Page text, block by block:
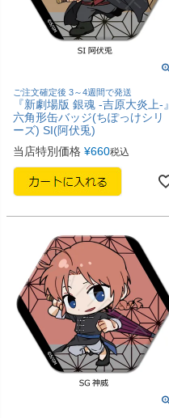
ご注文確定後 3～4週間で発送
『新劇場版 銀魂 -吉原大炎上-』
六角形缶バッジ(ちぽっけシリ
ーズ) SI(阿伏兎)
当店特別価格 ¥660税込